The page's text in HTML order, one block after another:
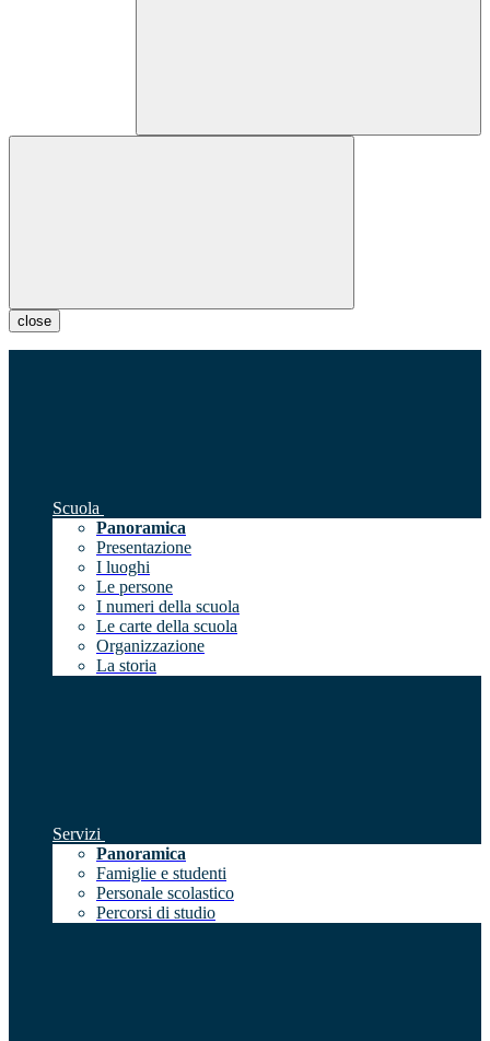
close
Scuola
Panoramica
Presentazione
I luoghi
Le persone
I numeri della scuola
Le carte della scuola
Organizzazione
La storia
Servizi
Panoramica
Famiglie e studenti
Personale scolastico
Percorsi di studio